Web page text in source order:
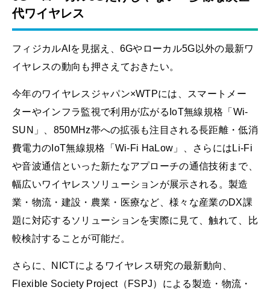
代ワイヤレス
フィジカルAIを見据え、6Gやローカル5G以外の最新ワ
イヤレスの動向も押さえておきたい。
今年のワイヤレスジャパン×WTPには、スマートメー
ターやインフラ監視で利用が広がるIoT無線規格「Wi-
SUN」、850MHz帯への拡張も注目される長距離・低消
費電力のIoT無線規格「Wi-Fi HaLow」、さらにはLi-Fi
や音波通信といった新たなアプローチの通信技術まで、
幅広いワイヤレスソリューションが展示される。製造
業・物流・建設・農業・医療など、様々な産業のDX課
題に対応するソリューションを実際に見て、触れて、比
較検討することが可能だ。
さらに、NICTによるワイヤレス研究の最新動向、
Flexible Society Project（FSPJ）による製造・物流・